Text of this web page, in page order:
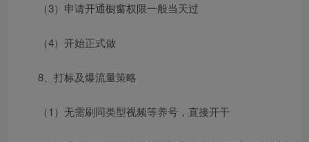
（3）申请开通橱窗权限一般当天过
（4）开始正式做
8、打标及爆流量策略
（1）无需刷同类型视频等养号，直接开干